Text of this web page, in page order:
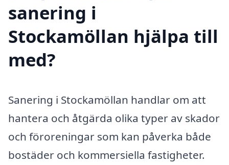
sanering i
Stockamöllan hjälpa till
med?
Sanering i Stockamöllan handlar om att
hantera och åtgärda olika typer av skador
och föroreningar som kan påverka både
bostäder och kommersiella fastigheter.